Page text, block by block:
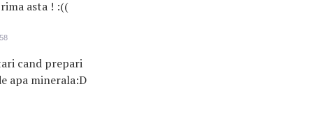
asta ! :((
cand prepari
apa minerala:D